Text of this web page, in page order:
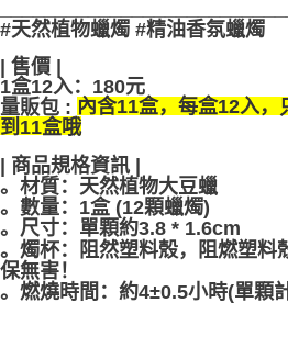
#天然植物蠟燭 #精油香氛蠟燭
| 售價 |
1盒12入： 180元
量販包 : 內含11盒，每盒12入，
到11盒哦
| 商品規格資訊 |
。材質：天然植物大豆蠟
。數量：1盒 (12顆蠟燭)
。尺寸：單顆約3.8 * 1.6cm
。燭杯：阻然塑料殼，阻燃塑料
保無害！
。燃燒時間：約4±0.5小時(單顆